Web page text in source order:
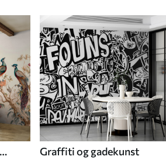
Graffiti og gadekunst